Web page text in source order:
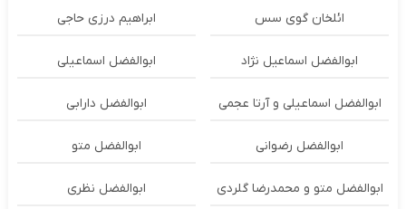
ائلخان گوی سس ابراهیم درزی حاجی
ابوالفضل اسماعیل نژاد ابوالفضل اسماعیلی
ابوالفضل اسماعیلی و آرتا عجمی ابوالفضل دارابی
ابوالفضل رضوانی ابوالفضل متو
ابوالفضل متو و محمدرضا گلردی ابوالفضل نظری